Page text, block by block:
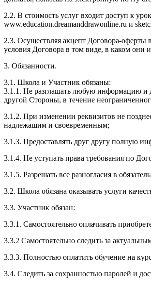
2.2. В стоимость услуг входит доступ к
www.education.dreamanddrawonline.ru и
2.3. Осуществляя акцепт Договора-оферты
условия Договора в том виде, в каком они
3. Обязанности.
3.1. Школа и Участник обязаны:
3.1.1. Не разглашать любую информацию и
другой Стороны, в течение
3.1.2. При изменении реквизитов не
надлежащим и своевременным;
3.1.3. Предоставлять друг другу полную
3.1.4. Не уступать права требования по
3.1.5. Разрешать все разногласия в
3.2. Школа обязана оказывать услуги
3.3. Участник обязан:
3.3.1. Cамостоятельно оплачивать
3.3.2 Самостоятельно следить за
3.3.3. Полностью оплатить обучение на
3.4. Следить за сохранностью паролей и